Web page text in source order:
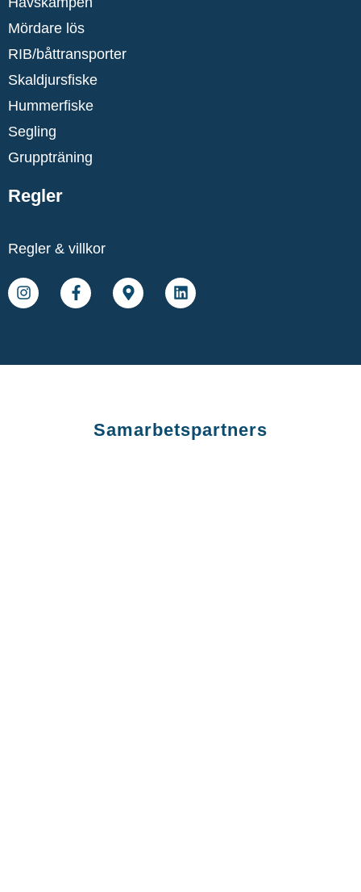
Mördare lös
RIB/båttransporter
Skaldjursfiske
Hummerfiske
Segling
Gruppträning
Regler
Regler & villkor
Samarbetspartners